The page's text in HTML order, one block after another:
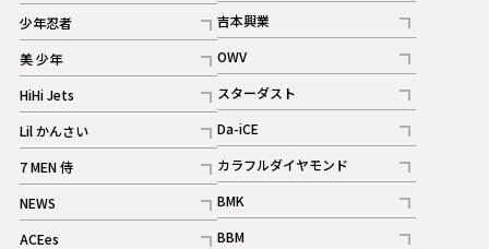
記事
ギャラリー
少年忍者
記事
美 少年
記事
HiHi Jets
記事
Lil かんさい
記事
7 MEN 侍
記事
NEWS
記事
ACEes
記事
吉本興業
記事
OWV
記事
ギャラリー
スターダスト
記事
Da-iCE
記事
カラフルダイヤモンド
記事
BMK
記事
BBM